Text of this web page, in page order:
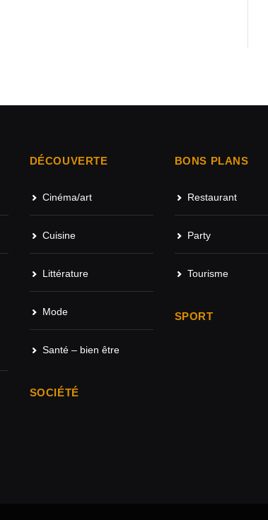
DÉCOUVERTE
Cinéma/art
Cuisine
Littérature
Mode
Santé – bien être
SOCIÉTÉ
BONS PLANS
Restaurant
Party
Tourisme
SPORT